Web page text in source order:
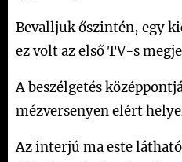
Bevalljuk őszintén, egy
ez volt az első TV-s
A beszélgetés
mézversenyen elért
Az interjú ma este